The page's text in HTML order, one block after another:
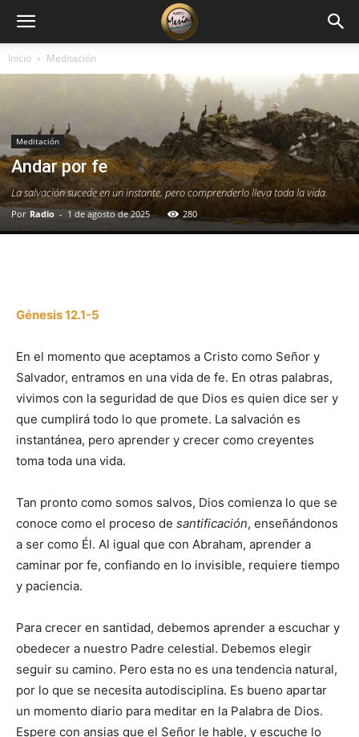
Inicio Meditación
Meditación
Andar por fe
La salvación sucede en un instante, pero comprenderlo lleva toda la vida.
Por Radio - 1 de agosto de 2025 280
Génesis 12.1-5
En el momento que aceptamos a Cristo como Señor y
Salvador, entramos en una vida de fe. En otras palabras,
vivimos con la seguridad de que Dios es quien dice ser y
que cumplirá todo lo que promete. La salvación es
instantánea, pero aprender y crecer como creyentes
toma toda una vida.
Tan pronto como somos salvos, Dios comienza lo que se
conoce como el proceso de santificación, enseñándonos
a ser como Él. Al igual que con Abraham, aprender a
caminar por fe, confiando en lo invisible, requiere tiempo
y paciencia.
Para crecer en santidad, debemos aprender a escuchar y
obedecer a nuestro Padre celestial. Debemos elegir
seguir su camino. Pero esta no es una tendencia natural,
por lo que se necesita autodisciplina. Es bueno apartar
un momento diario para meditar en la Palabra de Dios.
Espere con ansias que el Señor le hable, y escuche lo